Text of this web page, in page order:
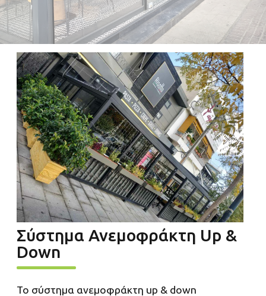
Σύστημα Ανεμοφράκτη Up &
Down
Το σύστημα ανεμοφράκτη up & down